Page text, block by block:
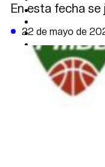
POLÍTICA
DATA FIRME
DE LA
En esta fecha
22 de mayo de